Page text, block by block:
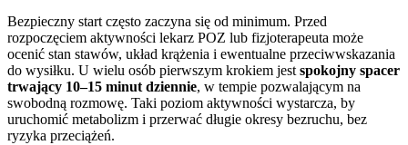
Bezpieczny start często zaczyna się od minimum. Przed
rozpoczęciem aktywności lekarz POZ lub fizjoterapeuta może
ocenić stan stawów, układ krążenia i ewentualne przeciwwskazania
do wysiłku. U wielu osób pierwszym krokiem jest spokojny spacer
trwający 10–15 minut dziennie, w tempie pozwalającym na
swobodną rozmowę. Taki poziom aktywności wystarcza, by
uruchomić metabolizm i przerwać długie okresy bezruchu, bez
ryzyka przeciążeń.